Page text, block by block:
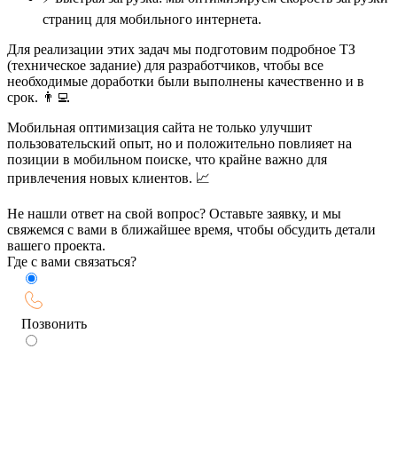
страниц для мобильного интернета.
Для реализации этих задач мы подготовим подробное ТЗ
(техническое задание) для разработчиков, чтобы все
необходимые доработки были выполнены качественно и в
срок. 👨‍💻
Мобильная оптимизация сайта не только улучшит
пользовательский опыт, но и положительно повлияет на
позиции в мобильном поиске, что крайне важно для
привлечения новых клиентов. 📈
Не нашли ответ на свой вопрос? Оставьте заявку, и мы
свяжемся с вами в ближайшее время, чтобы обсудить детали
вашего проекта.
Где с вами связаться?
Позвонить